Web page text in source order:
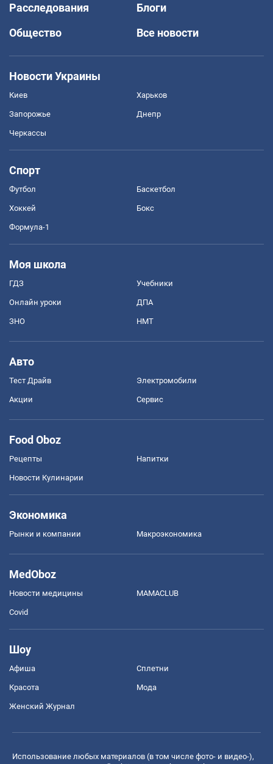
Расследования
Блоги
Общество
Все новости
Новости Украины
Киев Харьков
Запорожье Днепр
Черкассы
Спорт
Футбол Баскетбол
Хоккей Бокс
Формула-1
Моя школа
ГДЗ Учебники
Онлайн уроки ДПА
ЗНО НМТ
Авто
Тест Драйв Электромобили
Акции Сервис
Food Oboz
Рецепты Напитки
Новости Кулинарии
Экономика
Рынки и компании Mакроэкономика
MedOboz
Новости медицины MAMACLUB
Covid
Шоу
Афиша Сплетни
Красота Мода
Женский Журнал
Использование любых материалов (в том числе фото- и видео-),